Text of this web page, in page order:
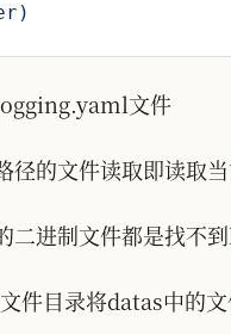
文件
的文件读取即读取
二进制文件都是找
目录将datas中的